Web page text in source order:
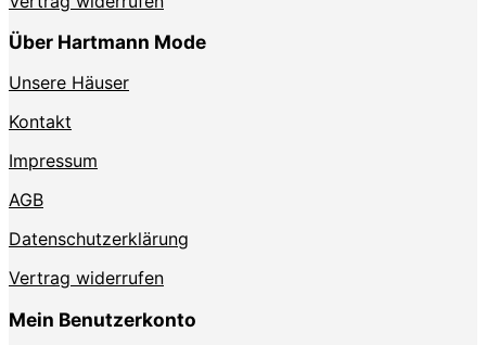
Über Hartmann Mode
Unsere Häuser
Kontakt
Impressum
AGB
Datenschutzerklärung
Vertrag widerrufen
Mein Benutzerkonto